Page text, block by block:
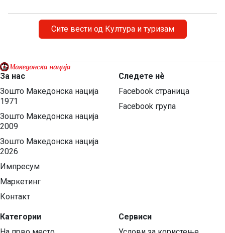
потекнувал од Давидовиот род, а света Ана од родот
на Аарон. Биле многу дарежливи, милосрдни. За […]
Сите вести од Култура и туризам
За нас
Зошто Македонска нација
1971
Зошто Македонска нација
2009
Зошто Македонска нација
2026
Импресум
Маркетинг
Контакт
Категории
Следете нѐ
Facebook страница
Facebook група
Сервиси